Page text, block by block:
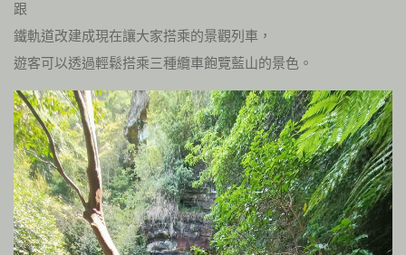
跟
鐵軌道改建成現在讓大家搭乘的景觀列車，
遊客可以透過輕鬆搭乘三種纜車飽覽藍山的景色。